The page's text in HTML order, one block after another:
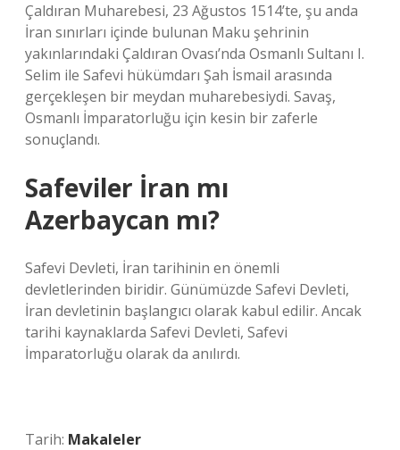
Çaldıran Muharebesi, 23 Ağustos 1514’te, şu anda
İran sınırları içinde bulunan Maku şehrinin
yakınlarındaki Çaldıran Ovası’nda Osmanlı Sultanı I.
Selim ile Safevi hükümdarı Şah İsmail arasında
gerçekleşen bir meydan muharebesiydi. Savaş,
Osmanlı İmparatorluğu için kesin bir zaferle
sonuçlandı.
Safeviler İran mı
Azerbaycan mı?
Safevi Devleti, İran tarihinin en önemli
devletlerinden biridir. Günümüzde Safevi Devleti,
İran devletinin başlangıcı olarak kabul edilir. Ancak
tarihi kaynaklarda Safevi Devleti, Safevi
İmparatorluğu olarak da anılırdı.
Tarih: Makaleler